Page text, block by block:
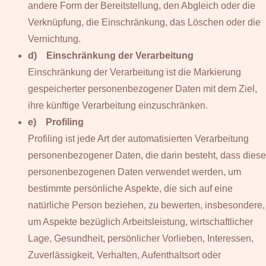
andere Form der Bereitstellung, den Abgleich oder die
Verknüpfung, die Einschränkung, das Löschen oder die
Vernichtung.
d) Einschränkung der Verarbeitung
Einschränkung der Verarbeitung ist die Markierung
gespeicherter personenbezogener Daten mit dem Ziel,
ihre künftige Verarbeitung einzuschränken.
e) Profiling
Profiling ist jede Art der automatisierten Verarbeitung
personenbezogener Daten, die darin besteht, dass diese
personenbezogenen Daten verwendet werden, um
bestimmte persönliche Aspekte, die sich auf eine
natürliche Person beziehen, zu bewerten, insbesondere,
um Aspekte bezüglich Arbeitsleistung, wirtschaftlicher
Lage, Gesundheit, persönlicher Vorlieben, Interessen,
Zuverlässigkeit, Verhalten, Aufenthaltsort oder